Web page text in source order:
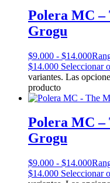
Polera MC –
Grogu
$9.000 - $14.000
$14.000 Seleccionar
variantes. Las
producto
Polera MC –
Grogu
$9.000 - $14.000
$14.000 Seleccionar